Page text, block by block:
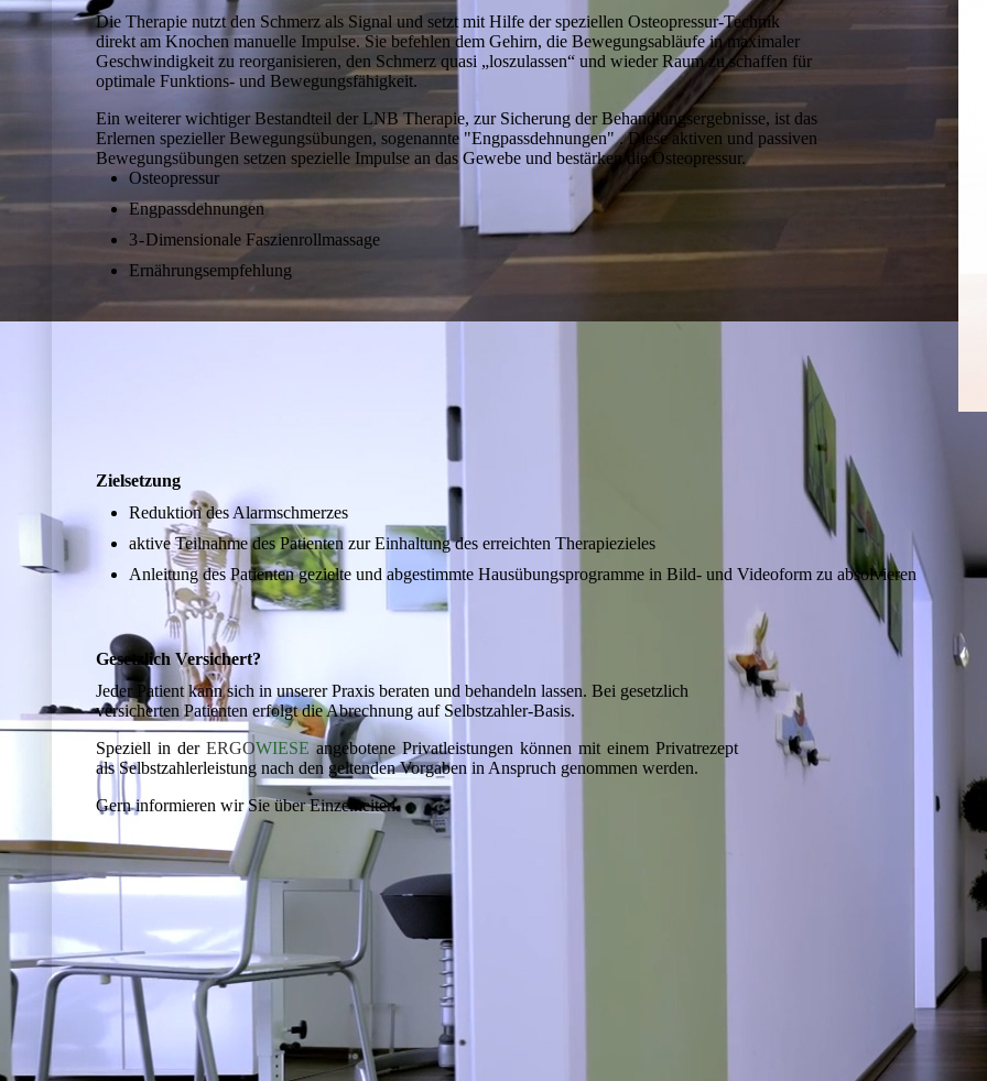
Die Therapie nutzt den Schmerz als Signal und setzt mit Hilfe der speziellen Osteo­pres­sur-Technik
direkt am Knochen manuelle Impulse. Sie befehlen dem Gehirn, die Bewe­gungsabläufe in maximaler
Geschwindigkeit zu reorganisieren, den Schmerz quasi „loszulassen“ und wieder Raum zu schaffen für
optimale Funktions- und Bewegungsfähigkeit.
Ein weiterer wichtiger Bestandteil der LNB Therapie, zur Sicherung der Behandlungs­ergeb­nisse, ist das
Erlernen spezieller Bewegungsübungen, sogenannte "Eng­pass­dehnun­gen" . Diese aktiven und passiven
Bewegungsübungen setzen spezielle Impulse an das Gewebe und bestärken die Osteopressur.
Osteopressur
Engpassdehnungen
3 - Dimensionale Faszienrollmassage
Ernährungsempfehlung
Zielsetzung
Reduktion des Alarmschmerzes
aktive Teilnahme des Patienten zur Einhaltung des erreichten Therapiezieles
Anleitung des Patienten gezielte und abgestimmte Hausübungsprogramme in Bild- und Videoform zu absolvieren
Gesetzlich Versichert?
Jeder Patient kann sich in unserer Praxis beraten und behandeln lassen. Bei gesetzlich
versicherten Patienten erfolgt die Abrechnung auf Selbstzahler-Basis.
Speziell in der ERGOWIESEangebotene Privatleistungen können mit einem Privatrezept
als Selbstzahlerleistung nach den geltenden Vorgaben in Anspruch genommen werden.
Gern informieren wir Sie über Einzelheiten.